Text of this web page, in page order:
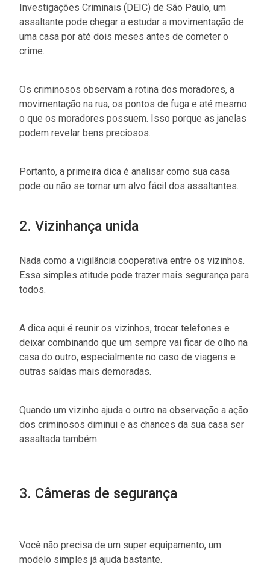
Investigações Criminais (DEIC) de São Paulo, um
assaltante pode chegar a estudar a movimentação de
uma casa por até dois meses antes de cometer o
crime.
Os criminosos observam a rotina dos moradores, a
movimentação na rua, os pontos de fuga e até mesmo
o que os moradores possuem. Isso porque as janelas
podem revelar bens preciosos.
Portanto, a primeira dica é analisar como sua casa
pode ou não se tornar um alvo fácil dos assaltantes.
2. Vizinhança unida
Nada como a vigilância cooperativa entre os vizinhos.
Essa simples atitude pode trazer mais segurança para
todos.
A dica aqui é reunir os vizinhos, trocar telefones e
deixar combinando que um sempre vai ficar de olho na
casa do outro, especialmente no caso de viagens e
outras saídas mais demoradas.
Quando um vizinho ajuda o outro na observação a ação
dos criminosos diminui e as chances da sua casa ser
assaltada também.
3. Câmeras de segurança
Você não precisa de um super equipamento, um
modelo simples já ajuda bastante.